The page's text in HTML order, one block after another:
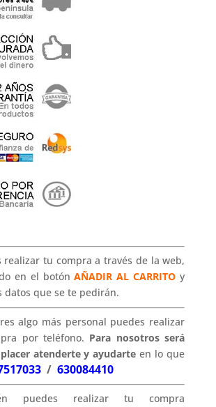
realizar tu compra a través de la web,
en el botónAÑADIR AL CARRITO y
datos que se te pedirán.
algo más personal puedes realizar
por teléfono. Para nosotros será
atenderte y ayudarte en lo que
/ 630084410
puedes realizar tu compra